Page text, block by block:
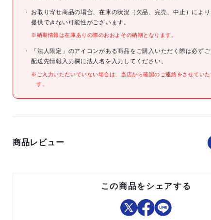
JANコード 4989999668704
仕様
●間口(mm):904
●高さ(mm):1265
●最大積載量(kg/台):100
●コンテナ:T5 24個
●棚段数(段):大 6段
●片面タイプにはキャスターは取り付け
●カード差しJ型別売
お取り寄せ商品の場合、在庫の状況（欠品、完売、中止）によ
提供できない可能性がございます。
※納期情報は在庫ありの際のおおよその納期となります。
「法人限定」のアイコンがある商品をご購入いただく際は必ず
配送先情報入力欄に法人名を入力してください。
※ご入力いただいていない場合は、当店から確認のご連絡をさせてい
す。
商品レビュー
この商品をシェアする